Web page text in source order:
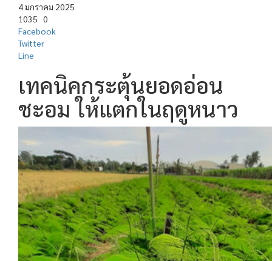
4 มกราคม 2025
1035 0
Facebook
Twitter
Line
เทคนิคกระตุ้นยอดอ่อน
ชะอม ให้แตกในฤดูหนาว